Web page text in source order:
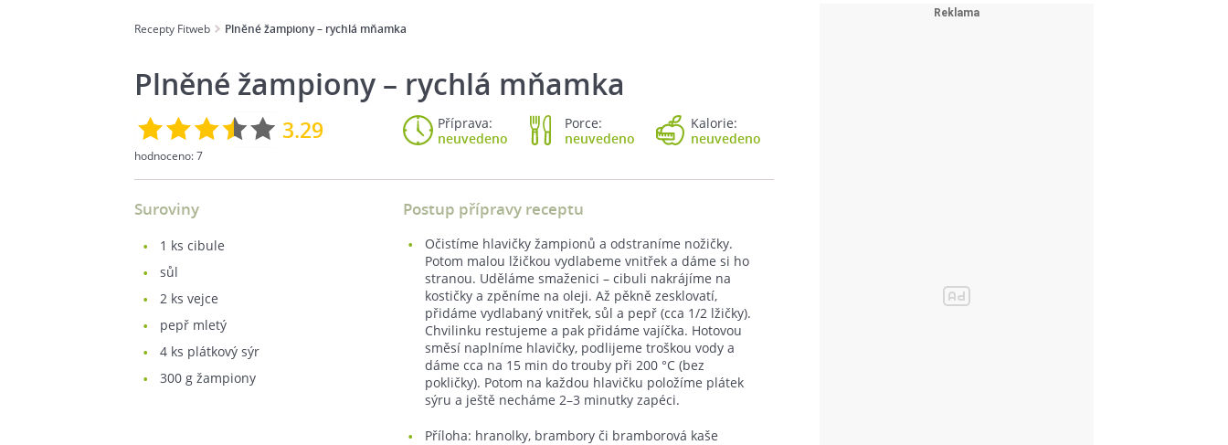
Recepty Fitweb Plněné žampiony – rychlá mňamka
Plněné žampiony – rychlá mňamka
3.29
hodnoceno:7
Příprava:
neuvedeno
Porce:
neuvedeno
Kalorie:
neuvedeno
Suroviny
1 ks cibule
sůl
2 ks vejce
pepř mletý
4 ks plátkový sýr
300 g žampiony
Postup přípravy receptu
Očistíme hlavičky žampionů a odstraníme nožičky.
Potom malou lžičkou vydlabeme vnitřek a dáme si ho
stranou. Uděláme smaženici – cibuli nakrájíme na
kostičky a zpěníme na oleji. Až pěkně zesklovatí,
přidáme vydlabaný vnitřek, sůl a pepř (cca 1/2 lžičky).
Chvilinku restujeme a pak přidáme vajíčka. Hotovou
směsí naplníme hlavičky, podlijeme troškou vody a
dáme cca na 15 min do trouby při 200 °C (bez
pokličky). Potom na každou hlavičku položíme plátek
sýru a ještě necháme 2–3 minutky zapéci.
Příloha: hranolky, brambory či bramborová kaše